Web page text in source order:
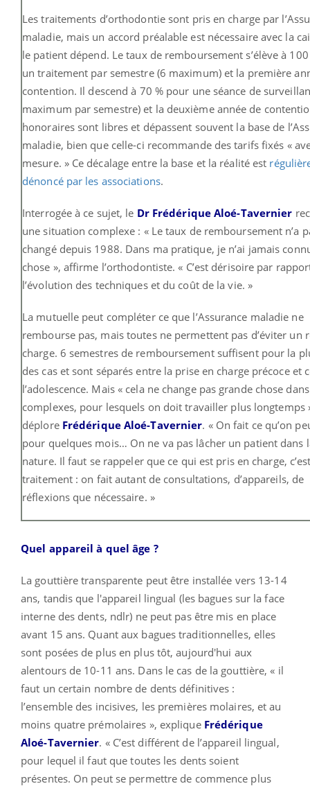
Les traitements d’orthodontie sont pris en charge par
maladie, mais un accord préalable est nécessaire avec la
le patient dépend. Le taux de remboursement s’élève à
un traitement par semestre (6 maximum) et la première
contention. Il descend à 70 % pour une séance de
maximum par semestre) et la deuxième année de
honoraires sont libres et dépassent souvent la base de
maladie, bien que celle-ci recommande des tarifs fixés «
mesure. » Ce décalage entre la base et la réalité est
dénoncé par les associations.
Interrogée à ce sujet, le Dr Frédérique Aloé-Tavernier
une situation complexe : « Le taux de remboursement n’a
changé depuis 1988. Dans ma pratique, je n’ai jamais
chose », affirme l’orthodontiste. « C’est dérisoire par
l’évolution des techniques et du coût de la vie. »
La mutuelle peut compléter ce que l’Assurance maladie ne
rembourse pas, mais toutes ne permettent pas d’éviter un
charge. 6 semestres de remboursement suffisent pour la
des cas et sont séparés entre la prise en charge précoce et
l’adolescence. Mais « cela ne change pas grande chose
complexes, pour lesquels on doit travailler plus longtemps
déplore Frédérique Aloé-Tavernier. « On fait ce qu’on
pour quelques mois… On ne va pas lâcher un patient dans
nature. Il faut se rappeler que ce qui est pris en charge,
traitement : on fait autant de consultations, d’appareils, de
réflexions que nécessaire. »
Quel appareil à quel âge ?
La gouttière transparente peut être installée vers 13-14
ans, tandis que l'appareil lingual (les bagues sur la face
interne des dents, ndlr) ne peut pas être mis en place
avant 15 ans. Quant aux bagues traditionnelles, elles
sont posées de plus en plus tôt, aujourd'hui aux
alentours de 10-11 ans. Dans le cas de la gouttière, « il
faut un certain nombre de dents définitives :
l’ensemble des incisives, les premières molaires, et au
moins quatre prémolaires », explique Frédérique
Aloé-Tavernier. « C’est différent de l’appareil lingual,
pour lequel il faut que toutes les dents soient
présentes. On peut se permettre de commence plus